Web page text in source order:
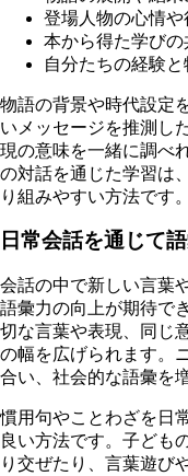
登場人物の心情
本から得た学びの
自分たちの経験
物語の背景や時代設定
いメッセージを推測し
現の意味を一緒に調べ
の対話を通じた学習は
り組みやすい方法です。
日常会話を通じて
会話の中で新しい言葉
語彙力の向上が期待で
切な言葉や表現、同じ
の幅を広げられます。
合い、社会的な語彙を
慣用句やことわざを日
良い方法です。子ども
り交ぜたり、言葉遊び